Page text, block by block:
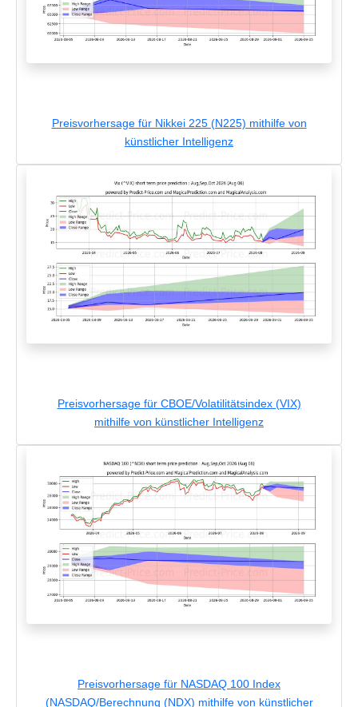
Preisvorhersage für Nikkei 225 (N225) mithilfe von
künstlicher Intelligenz
Preisvorhersage für CBOE/Volatilitätsindex (VIX)
mithilfe von künstlicher Intelligenz
Preisvorhersage für NASDAQ 100 Index
(NASDAQ/Berechnung (NDX) mithilfe von künstlicher